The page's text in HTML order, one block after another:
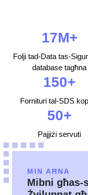
17M+
Folji tad-Data tas-
database tagħna
150+
Fornituri tal-SDS
50+
Pajjiżi servuti
MIN AĦNA
Mibni għas-